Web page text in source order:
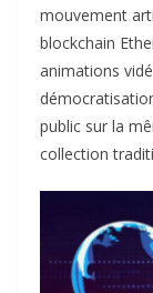
mouvement
blockchain
animations
public sur la
collection